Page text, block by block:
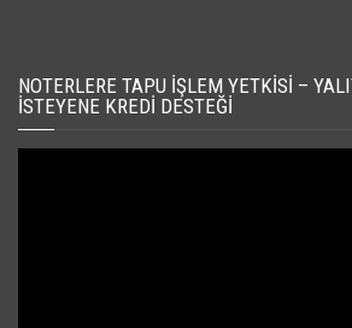
NOTERLERE TAPU İŞLEM YETKISI –
İSTEYENE KREDI DESTEĞI